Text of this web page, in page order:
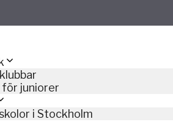
för juniorer
i Stockholm